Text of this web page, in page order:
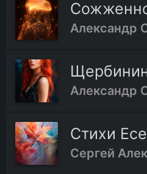
Александр
Александр
Стихи